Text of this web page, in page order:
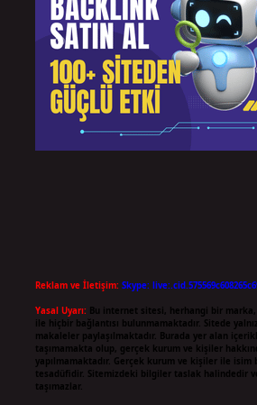
Reklam ve İletişim: Skype:
Yasal Uyarı: Bu internet sitesi, herhangi bir marka,
ile hiçbir bağlantısı bulunmamaktadır. Sitede
makaleler paylaşılmaktadır. Burada yer alan
taşımamakta olup, gerçek kurum ve kişiler
yapılmamaktadır. Gerçek kurum ve kişiler ile
tesadüfidir. Sitemizdeki bilgiler taslak halindedir
taşımazlar.